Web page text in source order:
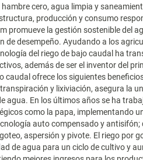
hambre cero, agua limpia y
producción y consumo
promueve la gestión sostenible del
de desempeño. Ayudando a los
del riego de bajo caudal ha
además de ser el inventor del
caudal ofrece los siguientes
y lixiviación, asegura la
agua. En los últimos años se ha
como la papa, implementando
auto compensado y
aspersión y pivote. El riego por
de agua para un ciclo de cultivo y